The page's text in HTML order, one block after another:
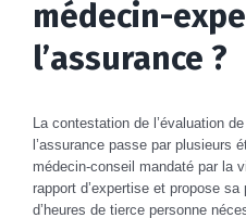
médecin-
l’assurance ?
La contestation de l’évaluation
l’assurance passe par plusieurs
médecin-conseil mandaté par la
rapport d’expertise et propose
d’heures de tierce personne